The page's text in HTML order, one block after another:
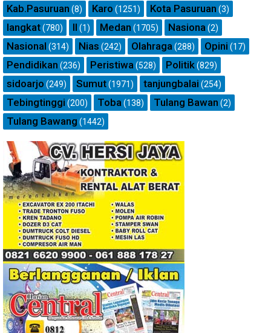
Kab.Pasuruan (8) Karo (1251) Kota Pasuruan (3)
langkat(780) ll (1) Medan (1705) Nasiona (2)
Nasional (314) Nias (242) Olahraga (288) Opini (17)
Pendidikan (236) Peristiwa (528) Politik(829)
sidoarjo (249) Sumut(1971) tanjungbalai (254)
Tebingtinggi (200) Toba (138) Tulang Bawan (2)
Tulang Bawang (1442)